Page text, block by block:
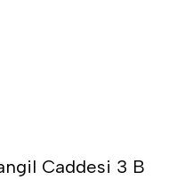
Caddesi 3 B